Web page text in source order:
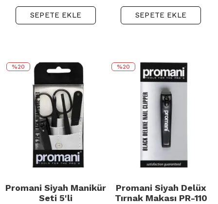
SEPETE EKLE SEPETE EKLE
%20
Promani Siyah Manikür
Seti 5'li
%20
Promani Siyah Delüx
Tırnak Makası PR-110